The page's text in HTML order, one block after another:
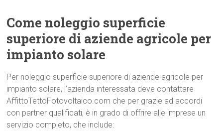
Come noleggio superficie
superiore di aziende agricole per
impianto solare
Per noleggio superficie superiore di aziende agricole per
impianto solare, l’azienda interessata deve contattare
AffittoTettoFotovoltaico.com che per grazie ad accordi
con partner qualificati, è in grado di offrire alle imprese un
servizio completo, che include: